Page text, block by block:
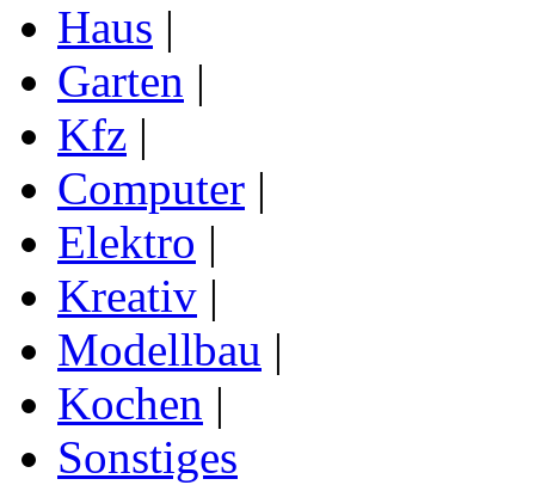
Haus |
Garten |
Kfz |
Computer |
Elektro |
Kreativ |
Modellbau |
Kochen |
Sonstiges